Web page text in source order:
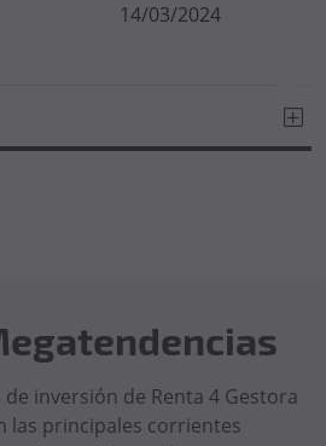
14/03/2024
inversión de Renta 4 Gestora
las principales corrientes